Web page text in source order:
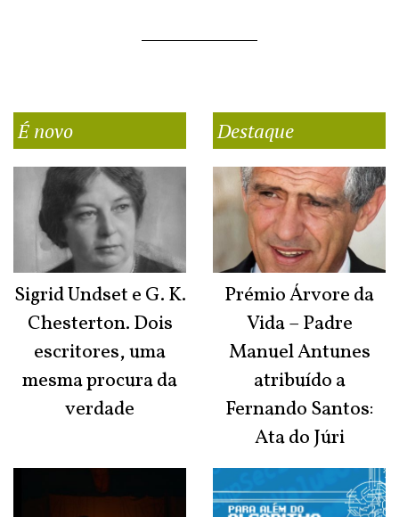
É novo
Sigrid Undset e G. K.
Chesterton. Dois
escritores, uma
mesma procura da
verdade
Destaque
Prémio Árvore da
Vida – Padre
Manuel Antunes
atribuído a
Fernando Santos:
Ata do Júri